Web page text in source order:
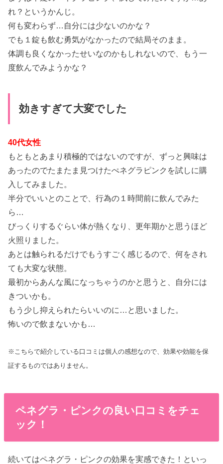
れ？というかんじ。
何も変わらず…自分には少ないのかな？
でも１錠も飲む勇気がなかったので結局そのまま。
体調も良くなかったせいなのかもしれないので、もう一
度飲んでみようかな？
効きすぎて大変でした
40代女性
もともとあまり積極的ではないのですが、ずっと興味は
あったのでたまたま見つけたぺネグラピンクを試しに購
入してみました。
半分でいいとのことで、行為の１時間前に飲んでみた
ら…
びっくりするぐらい体が熱くなり、更年期かと思うほど
火照りました。
あとは触られるだけでもうすごく感じるので、何をされ
ても大変な状態。
最初からあんな風になっちゃうのかと思うと、自分には
きついかも。
もう少し抑えられたらいいのに…と思いました。
怖いので飲まないかも…
※こちらで紹介している口コミは個人の感想なので、効果や効能を保
証するものではありません。
ペネグラ・ピンクの良い口コミをチェ
ック！
続いてはペネグラ・ピンクの効果を実感できた！といっ